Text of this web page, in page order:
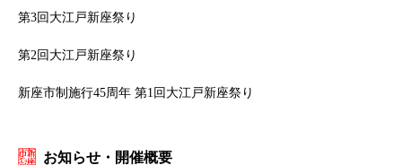
第3回大江戸新座祭り
第2回大江戸新座祭り
新座市制施行45周年 第1回大江戸新座祭り
お知らせ・開催概要